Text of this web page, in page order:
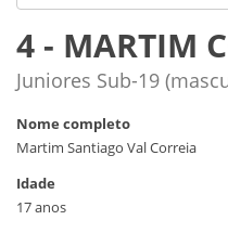
4 - MARTIM
Juniores Sub-19
Nome completo
Martim Santiago Val Correia
Idade
17 anos